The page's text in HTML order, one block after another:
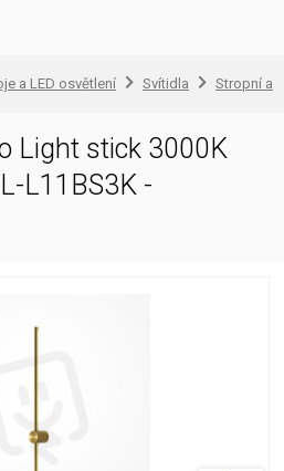
a LED osvětlení Svítidla Stropní a
Light stick 3000K
L11BS3K -